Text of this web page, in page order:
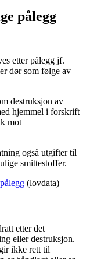
pålegg
etter pålegg jf.
dør som følge av
destruksjon av
hjemmel i forskrift
mot
også utgifter til
smittestoffer.
(lovdata)
etter det
eller destruksjon.
ikke rett til